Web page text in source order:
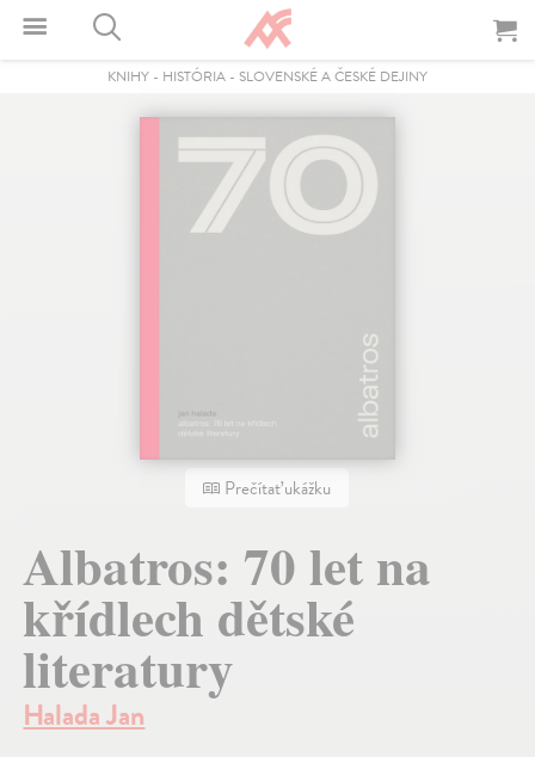
KNIHY - HISTÓRIA - SLOVENSKÉ A ČESKÉ DEJINY
Prečítať ukážku
Albatros: 70 let na
křídlech dětské
literatury
Halada Jan